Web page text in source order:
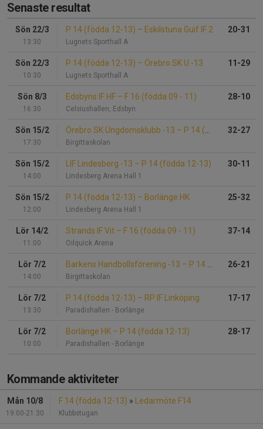
Senaste resultat
Sön 22/3
13:30
P 14 (födda 12-13) – Eskilstuna Guif IF 2
Lugnets Sporthall A
20-31
Sön 22/3
10:30
P 14 (födda 12-13) – Örebro SK U -13
Lugnets Sporthall A
11-29
Sön 8/3
16:30
Edsbyns IF HF – F 16 (födda 09 - 11)
Celsiushallen, Edsbyn
28-10
Sön 15/2
17:30
Örebro SK Ungdomsklubb -13 – P 14 (födda 12-13)
Birgittaskolan
32-27
Sön 15/2
14:00
LIF Lindesberg -13 – P 14 (födda 12-13)
Lindesberg Arena Hall 1
30-11
Sön 15/2
12:00
P 14 (födda 12-13) – Borlänge HK
Lindesberg Arena Hall 1
25-32
Lör 14/2
11:00
Strands IF Vit – F 16 (födda 09 - 11)
Oilquick Arena
37-14
Lör 7/2
14:00
Barkens Handbollsförening -13 – P 14 (födda 12-13)
Birgittaskolan
26-21
Lör 7/2
13:30
P 14 (födda 12-13) – RP IF Linköping
Paradishallen - Borlänge
17-17
Lör 7/2
10:00
Borlänge HK – P 14 (födda 12-13)
Paradishallen - Borlänge
28-17
Kommande aktiviteter
Mån 10/8
19:00-21:30
F 14 (födda 12-13) » Ledarmöte F14
Klubbstugan